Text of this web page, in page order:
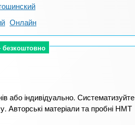
Онлайн
або індивідуально. Систематизуйте
Авторські матеріали та пробні НМТ